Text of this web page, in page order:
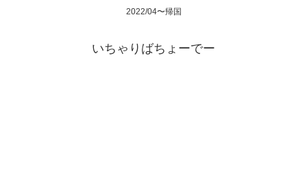
2022/04〜帰国
いちゃりばちょーでー